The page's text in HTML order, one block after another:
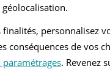
finalités, personnalisez
conséquences de vos
paramétrages. Revenez